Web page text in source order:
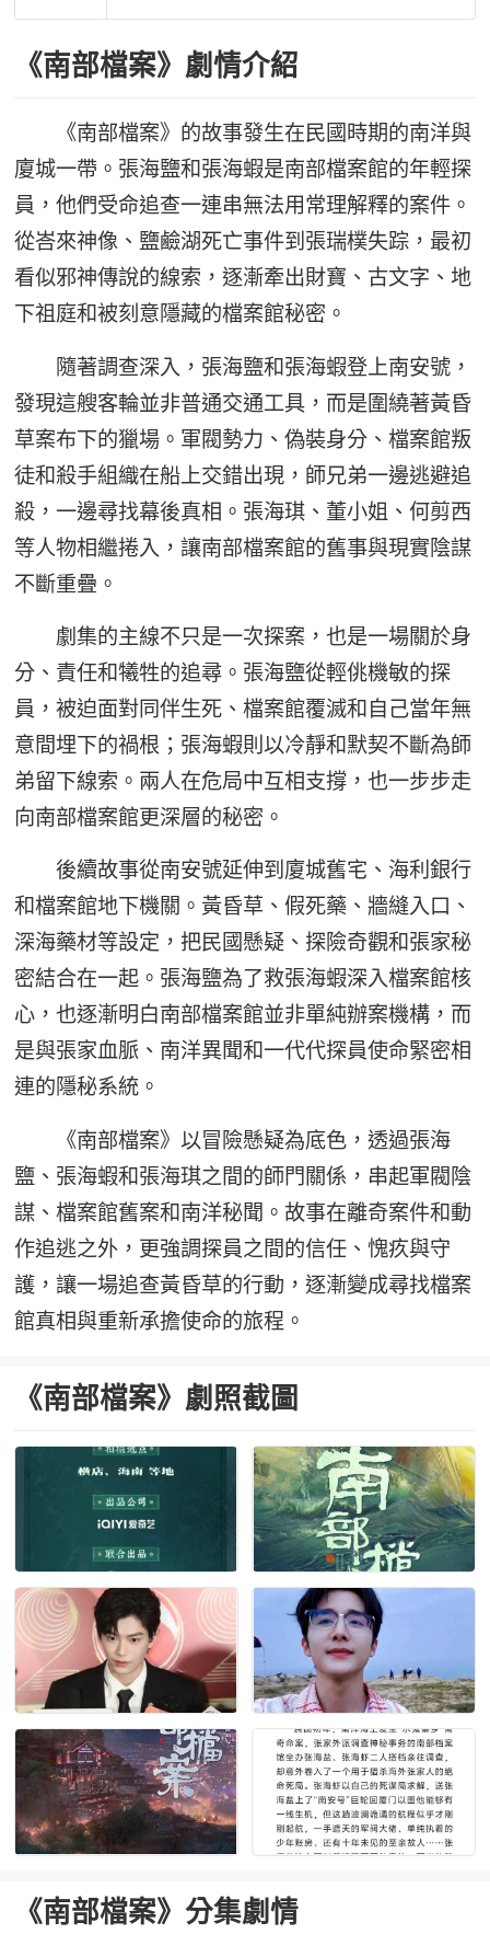
《南部檔案》劇情介紹
《南部檔案》的故事發生在民國時期的南洋與
廈城一帶。張海鹽和張海蝦是南部檔案館的年輕探
員，他們受命追查一連串無法用常理解釋的案件。
從峇來神像、鹽鹼湖死亡事件到張瑞樸失踪，最初
看似邪神傳說的線索，逐漸牽出財寶、古文字、地
下祖庭和被刻意隱藏的檔案館秘密。
隨著調查深入，張海鹽和張海蝦登上南安號，
發現這艘客輪並非普通交通工具，而是圍繞著黃昏
草案布下的獵場。軍閥勢力、偽裝身分、檔案館叛
徒和殺手組織在船上交錯出現，師兄弟一邊逃避追
殺，一邊尋找幕後真相。張海琪、董小姐、何剪西
等人物相繼捲入，讓南部檔案館的舊事與現實陰謀
不斷重疊。
劇集的主線不只是一次探案，也是一場關於身
分、責任和犧牲的追尋。張海鹽從輕佻機敏的探
員，被迫面對同伴生死、檔案館覆滅和自己當年無
意間埋下的禍根；張海蝦則以冷靜和默契不斷為師
弟留下線索。兩人在危局中互相支撐，也一步步走
向南部檔案館更深層的秘密。
後續故事從南安號延伸到廈城舊宅、海利銀行
和檔案館地下機關。黃昏草、假死藥、牆縫入口、
深海藥材等設定，把民國懸疑、探險奇觀和張家秘
密結合在一起。張海鹽為了救張海蝦深入檔案館核
心，也逐漸明白南部檔案館並非單純辦案機構，而
是與張家血脈、南洋異聞和一代代探員使命緊密相
連的隱秘系統。
《南部檔案》以冒險懸疑為底色，透過張海
鹽、張海蝦和張海琪之間的師門關係，串起軍閥陰
謀、檔案館舊案和南洋秘聞。故事在離奇案件和動
作追逃之外，更強調探員之間的信任、愧疚與守
護，讓一場追查黃昏草的行動，逐漸變成尋找檔案
館真相與重新承擔使命的旅程。
《南部檔案》劇照截圖
《南部檔案》分集劇情